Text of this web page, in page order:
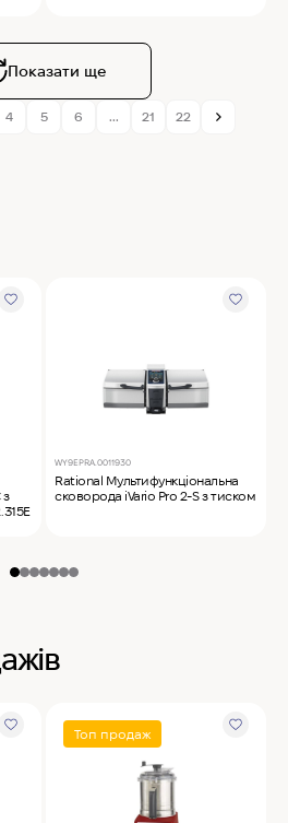
Показати ще
4 5 6 ... 21 22
з
WY9EPRA.0011930
Rational Мультифункціональна
сковорода iVario Pro 2-S з тиском
Топ продаж